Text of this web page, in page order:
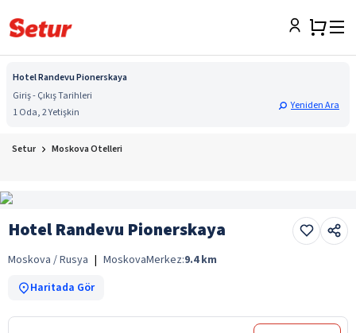
Hotel Randevu Pionerskaya
Giriş - Çıkış Tarihleri
1 Oda, 2 Yetişkin
Yeniden Ara
Setur Moskova Otelleri
Hotel Randevu Pionerskaya
Moskova / Rusya | MoskovaMerkez:9.4 km
Haritada Gör